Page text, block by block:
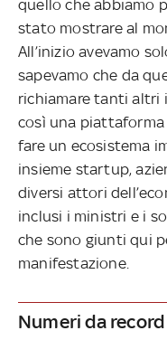
quello che abbiamo
stato mostrare al
All’inizio avevamo
sapevamo che da
richiamare tanti altri
così una
fare un ecosistema
insieme startup,
diversi attori
inclusi i ministri e i
che sono giunti qui
manifestazione.
Numeri da record